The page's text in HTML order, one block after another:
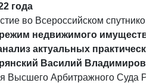
года
во Всероссийском
недвижимого
актуальных
Василий
Высшего Арбитражного Суда